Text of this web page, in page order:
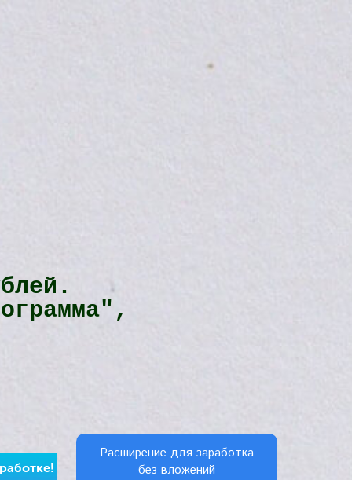
Расширение для заработка
без вложений